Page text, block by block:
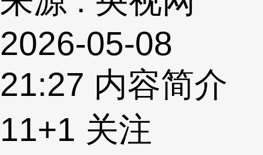
2026-05-08
21:27 内容简介
11+1 关注